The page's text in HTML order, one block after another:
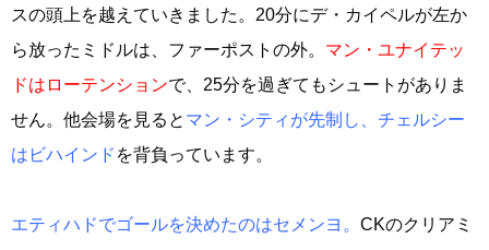
スの頭上を越えていきました。20分にデ・カイペルが左か
ら放ったミドルは、ファーポストの外。 マン・ユナイテッ
ドはローテンションで、25分を過ぎてもシュートがありま
せん。他会場を見ると マン・シティが先制し、チェルシー
はビハインド を背負っています。
エティハドでゴールを決めたのはセメンヨ。 CKのクリアミ